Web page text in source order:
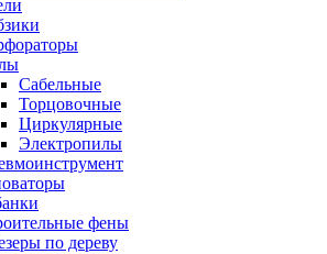
Сабельные
Торцовочные
Циркулярные
Электропилы
фены
по дереву